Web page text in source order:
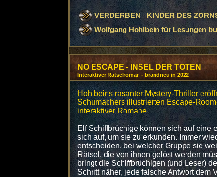
VERDERBEN - KINDER DES
Wolfgang Hohlbein für Lesungen
NO ESCAPE - INSEL DER TOTEN
Interaktiver Rätselroman - brandneu in 2022
Hohlbeins rasanter Mystery-Thriller
Schumachers illustrierten Escape-
interaktiver Romane.
Elf Schiffbrüchige können sich auf eine
sich auf, um sie zu erkunden. Immer
entscheiden, bei welcher Gruppe sie
Rätsel, die von ihnen gelöst werden
bringt die Schiffbrüchigen (und Leser)
Schritt näher, jede falsche Antwort dem